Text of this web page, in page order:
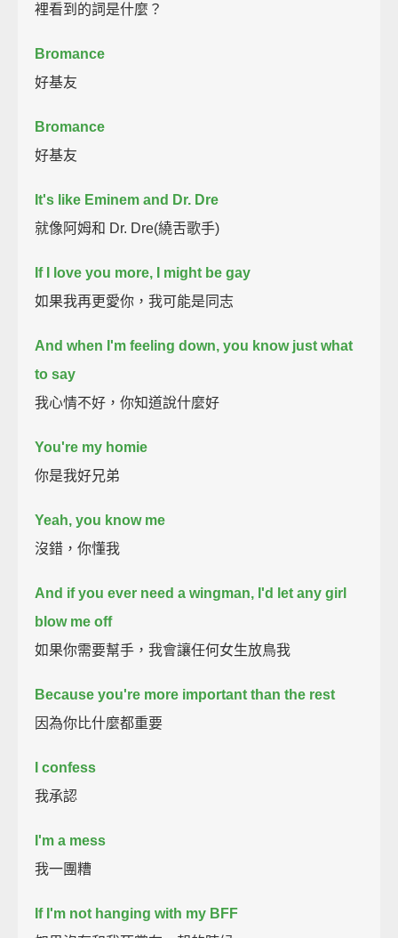
裡看到的詞是什麼？
Bromance
好基友
Bromance
好基友
It's like Eminem and Dr. Dre
就像阿姆和 Dr. Dre(繞舌歌手)
If I love you more, I might be gay
如果我再更愛你，我可能是同志
And when I'm feeling down, you know just what
to say
我心情不好，你知道說什麼好
You're my homie
你是我好兄弟
Yeah, you know me
沒錯，你懂我
And if you ever need a wingman, I'd let any girl
blow me off
如果你需要幫手，我會讓任何女生放鳥我
Because you're more important than the rest
因為你比什麼都重要
I confess
我承認
I'm a mess
我一團糟
If I'm not hanging with my BFF